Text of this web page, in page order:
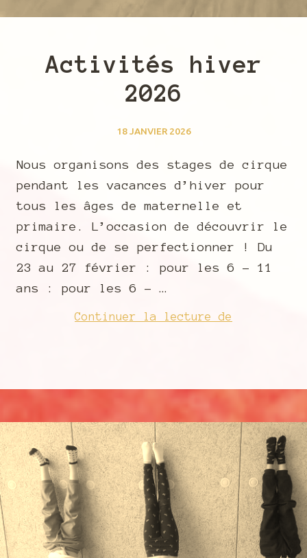
Activités hiver
2026
18 JANVIER 2026
Nous organisons des stages de cirque
pendant les vacances d’hiver pour
tous les âges de maternelle et
primaire. L’occasion de découvrir le
cirque ou de se perfectionner ! Du
23 au 27 février : pour les 6 – 11
ans : pour les 6 – …
Continuer la lecture de